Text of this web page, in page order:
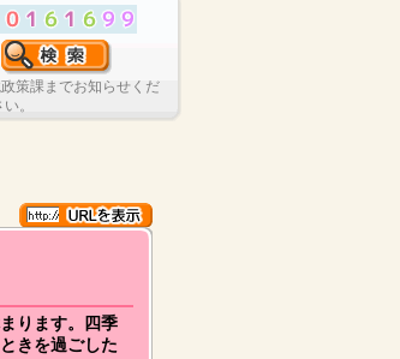
策課までお知らせくだ
。
ります。四季
きを過ごした